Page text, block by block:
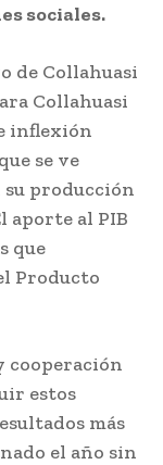
sociales.
de Collahuasi
Collahuasi
inflexión
se ve
su producción
aporte al PIB
que
Producto
cooperación
estos
más
el año sin